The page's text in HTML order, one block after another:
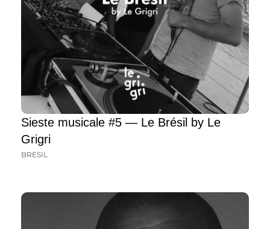
Sieste musicale #5 — Le Brésil by Le
Grigri
BRESIL